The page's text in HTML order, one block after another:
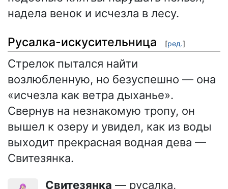
надела венок и исчезла в лесу.
Русалка-искусительница [ред.]
Стрелок пытался найти
возлюбленную, но безуспешно — она
«исчезла как ветра дыханье».
Свернув на незнакомую тропу, он
вышел к озеру и увидел, как из воды
выходит прекрасная водная дева —
Свитезянка.
Свитезянка — русалка,